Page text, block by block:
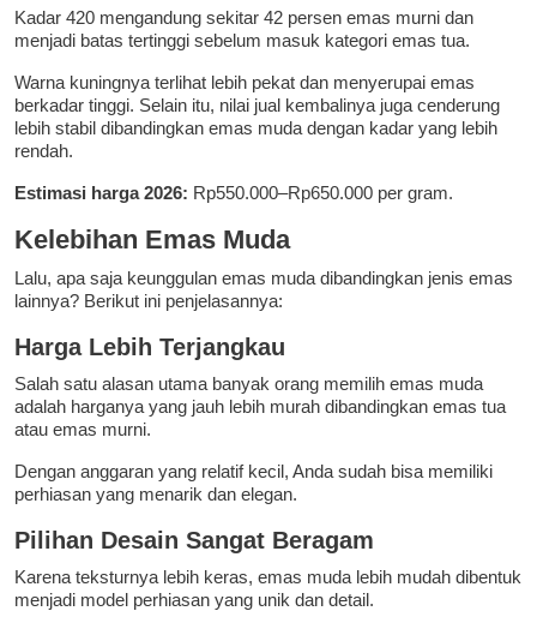
Kadar 420 mengandung sekitar 42 persen emas murni dan
menjadi batas tertinggi sebelum masuk kategori emas tua.
Warna kuningnya terlihat lebih pekat dan menyerupai emas
berkadar tinggi. Selain itu, nilai jual kembalinya juga cenderung
lebih stabil dibandingkan emas muda dengan kadar yang lebih
rendah.
Estimasi harga 2026: Rp550.000–Rp650.000 per gram.
Kelebihan Emas Muda
Lalu, apa saja keunggulan emas muda dibandingkan jenis emas
lainnya? Berikut ini penjelasannya:
Harga Lebih Terjangkau
Salah satu alasan utama banyak orang memilih emas muda
adalah harganya yang jauh lebih murah dibandingkan emas tua
atau emas murni.
Dengan anggaran yang relatif kecil, Anda sudah bisa memiliki
perhiasan yang menarik dan elegan.
Pilihan Desain Sangat Beragam
Karena teksturnya lebih keras, emas muda lebih mudah dibentuk
menjadi model perhiasan yang unik dan detail.